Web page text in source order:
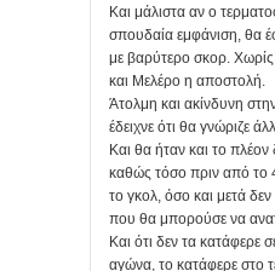
Και μάλιστα αν ο
σπουδαία εμφάνιση, θα
με βαρύτερο σκορ.
και Μελέρο η αποστολή.
Άτολμη και ακίνδυνη
έδειχνε ότι θα γνώριζε
Και θα ήταν και το πλέον
καθώς τόσο πριν από το
το γκολ, όσο και μετά
που θα μπορούσε να
Και ότι δεν τα κατάφερε
αγώνα, το κατάφερε στο